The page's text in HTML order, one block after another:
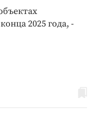
2025 года, -